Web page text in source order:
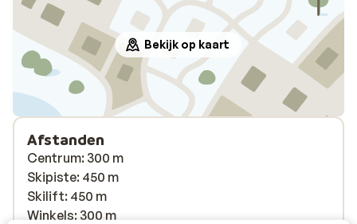
Bekijk op kaart
Afstanden
Centrum: 300 m
Skipiste: 450 m
Skilift: 450 m
Winkels: 300 m